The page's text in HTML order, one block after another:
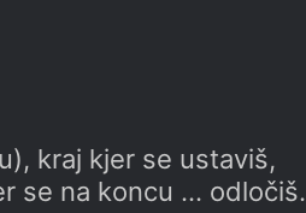
kraj kjer se ustaviš,
se na koncu … odločiš.